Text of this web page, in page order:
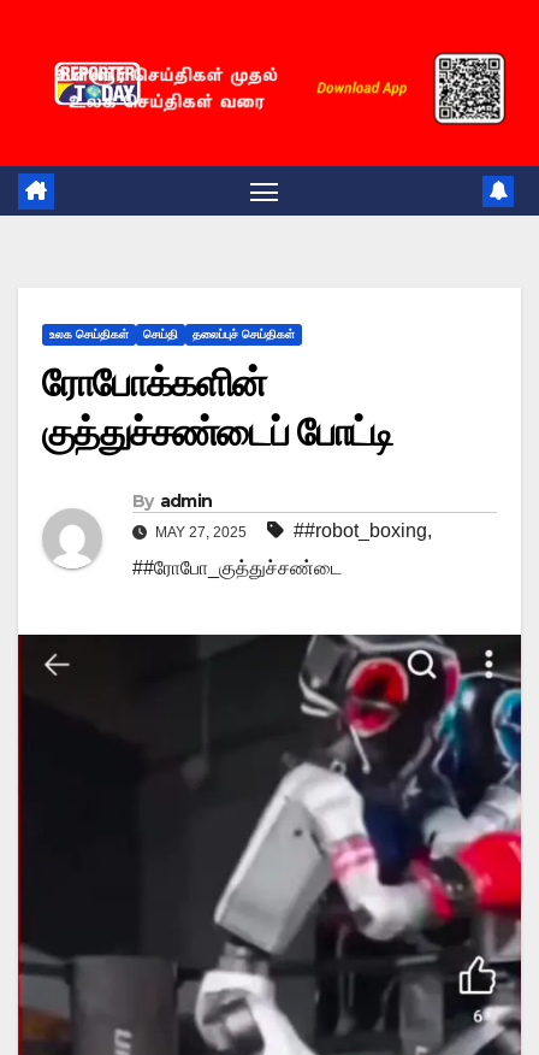
content
உலக செய்திகள் செய்தி தலைப்புச் செய்திகள்
ரோபோக்களின்
குத்துச்சண்டைப் போட்டி
By admin
MAY 27, 2025 ##robot_boxing,
##ரோபோ_குத்துச்சண்டை